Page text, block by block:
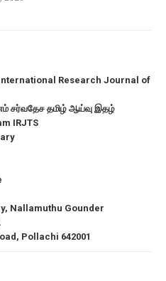
Research Journal of
சர்வதேச தமிழ் ஆய்வு இதழ்
IRJTS
Nallamuthu Gounder
Pollachi 642001